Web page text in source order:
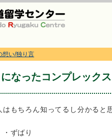
想い/独り言
なったコンプレックス
もちろん知ってるし分かると
ずばり